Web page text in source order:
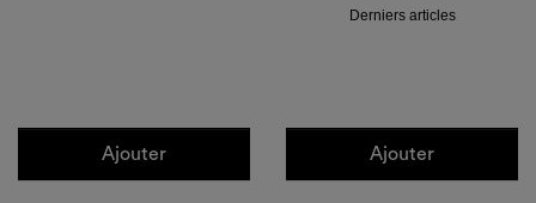
Ajouter
Derniers articles
Ajouter